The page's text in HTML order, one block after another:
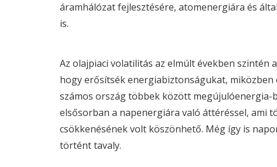
áramhálózat fejlesztésére, atomenergiára és
is.
Az olajpiaci volatilitás az elmúlt években
hogy erősítsék energiabiztonságukat,
számos ország többek között
elsősorban a napenergiára való áttéréssel, ami
csökkenésének volt köszönhető. Még így is
történt tavaly.